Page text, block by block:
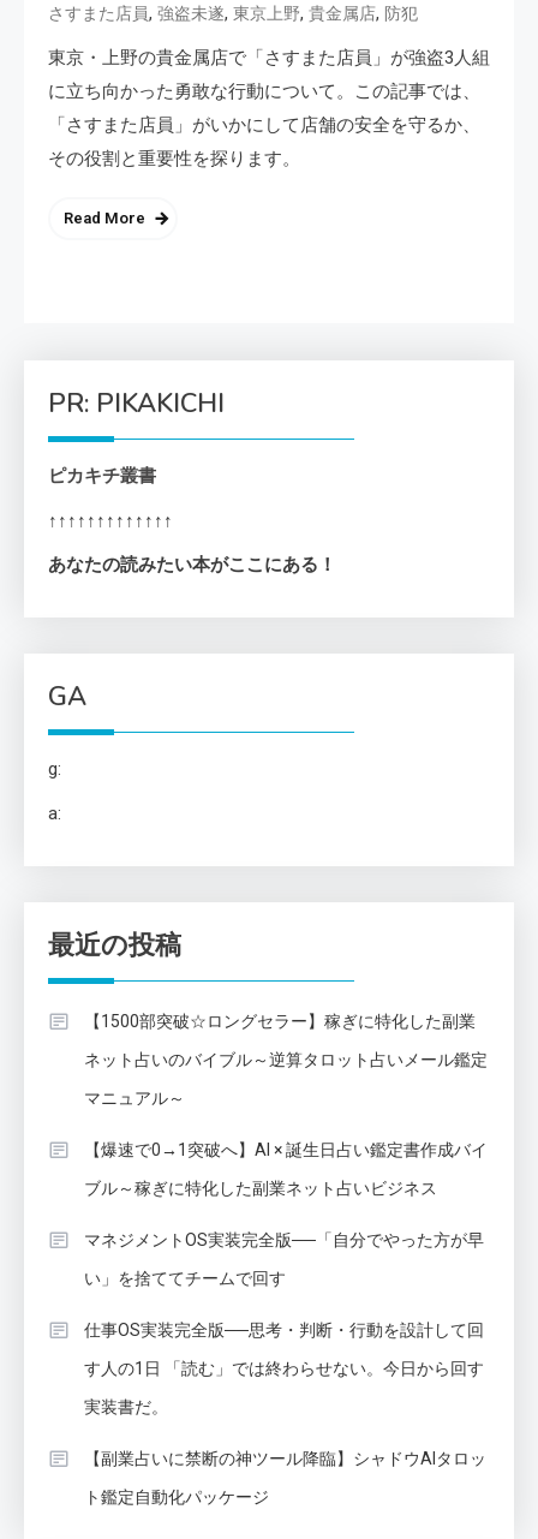
さすまた店員, 強盗未遂, 東京上野, 貴金属店, 防犯
東京・上野の貴金属店で「さすまた店員」が強盗3人組
に立ち向かった勇敢な行動について。この記事では、
「さすまた店員」がいかにして店舗の安全を守るか、
その役割と重要性を探ります。
Read More
PR: PIKAKICHI
ピカキチ叢書
↑↑↑↑↑↑↑↑↑↑↑↑↑
あなたの読みたい本がここにある！
GA
g:
a:
最近の投稿
【1500部突破☆ロングセラー】稼ぎに特化した副業
ネット占いのバイブル～逆算タロット占いメール鑑定
マニュアル～
【爆速で0→1突破へ】AI × 誕生日占い鑑定書作成バイ
ブル～稼ぎに特化した副業ネット占いビジネス
マネジメントOS実装完全版──「自分でやった方が早
い」を捨ててチームで回す
仕事OS実装完全版──思考・判断・行動を設計して回
す人の1日 「読む」では終わらせない。今日から回す
実装書だ。
【副業占いに禁断の神ツール降臨】シャドウAIタロッ
ト鑑定自動化パッケージ